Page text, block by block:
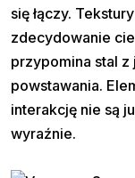
się łączy.
zdecydowanie
przypomina stal
powstawania.
interakcję nie są
wyraźnie.